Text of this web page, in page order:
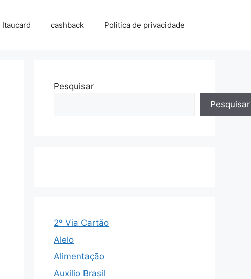
Itaucard cashback Politica de privacidade
Pesquisar
Pesquisar
2º Via Cartão
Alelo
Alimentação
Auxilio Brasil